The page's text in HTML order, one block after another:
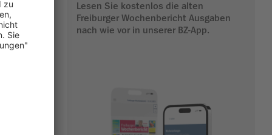
viele neue
Lesen Sie kostenlos die alten
Freiburger Wochenbericht Ausgaben
nach wie vor in unserer BZ-App.